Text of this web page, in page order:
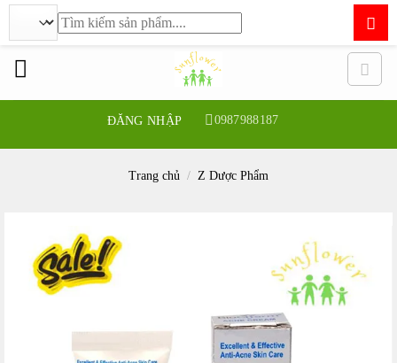
ĐĂNG NHẬP 0987988187
Tìm
kiếm:
Trang chủ / Z Dược Phẩm